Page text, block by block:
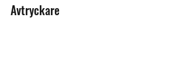
Avtryckare